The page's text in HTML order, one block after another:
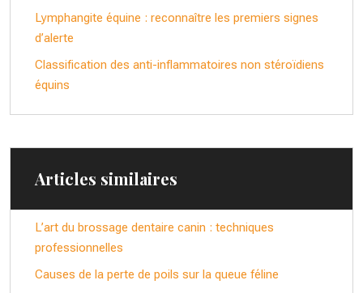
Lymphangite équine : reconnaître les premiers signes
d’alerte
Classification des anti-inflammatoires non stéroïdiens
équins
Articles similaires
L’art du brossage dentaire canin : techniques
professionnelles
Causes de la perte de poils sur la queue féline